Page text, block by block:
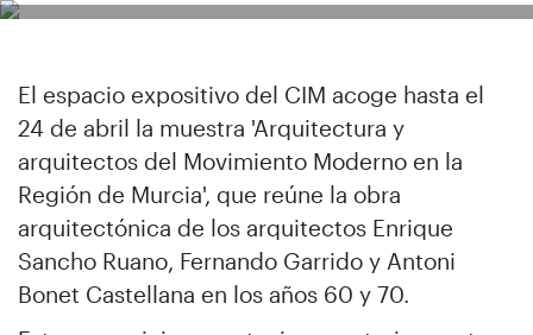
El espacio expositivo del CIM acoge hasta el
24 de abril la muestra 'Arquitectura y
arquitectos del Movimiento Moderno en la
Región de Murcia', que reúne la obra
arquitectónica de los arquitectos Enrique
Sancho Ruano, Fernando Garrido y Antoni
Bonet Castellana en los años 60 y 70.